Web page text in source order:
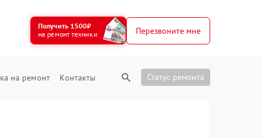
Получить 1500₽
на ремонт техники
Перезвоните мне
на ремонт Контакты Статус ремонта